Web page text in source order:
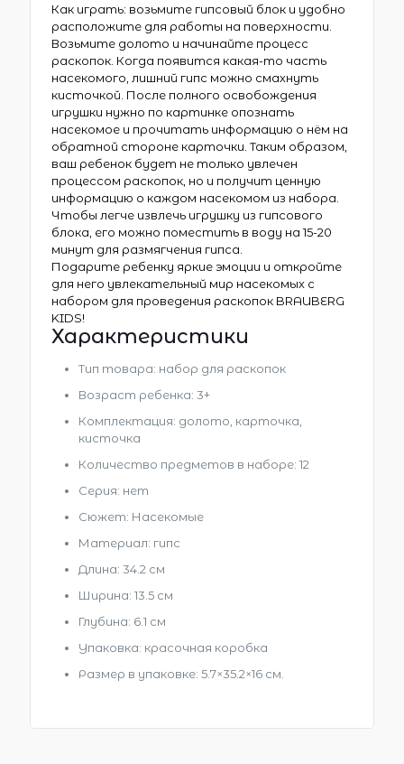
Как играть: возьмите гипсовый блок и удобно
расположите для работы на поверхности.
Возьмите долото и начинайте процесс
раскопок. Когда появится какая-то часть
насекомого, лишний гипс можно смахнуть
кисточкой. После полного освобождения
игрушки нужно по картинке опознать
насекомое и прочитать информацию о нём на
обратной стороне карточки. Таким образом,
ваш ребенок будет не только увлечен
процессом раскопок, но и получит ценную
информацию о каждом насекомом из набора.
Чтобы легче извлечь игрушку из гипсового
блока, его можно поместить в воду на 15-20
минут для размягчения гипса.
Подарите ребенку яркие эмоции и откройте
для него увлекательный мир насекомых с
набором для проведения раскопок BRAUBERG
KIDS!
Характеристики
Тип товара: набор для раскопок
Возраст ребенка: 3+
Комплектация: долото, карточка,
кисточка
Количество предметов в наборе: 12
Серия: нет
Сюжет: Насекомые
Материал: гипс
Длина: 34.2 см
Ширина: 13.5 см
Глубина: 6.1 см
Упаковка: красочная коробка
Размер в упаковке: 5.7×35.2×16 см.